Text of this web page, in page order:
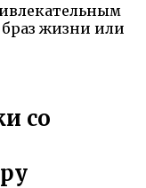
жизни или
со